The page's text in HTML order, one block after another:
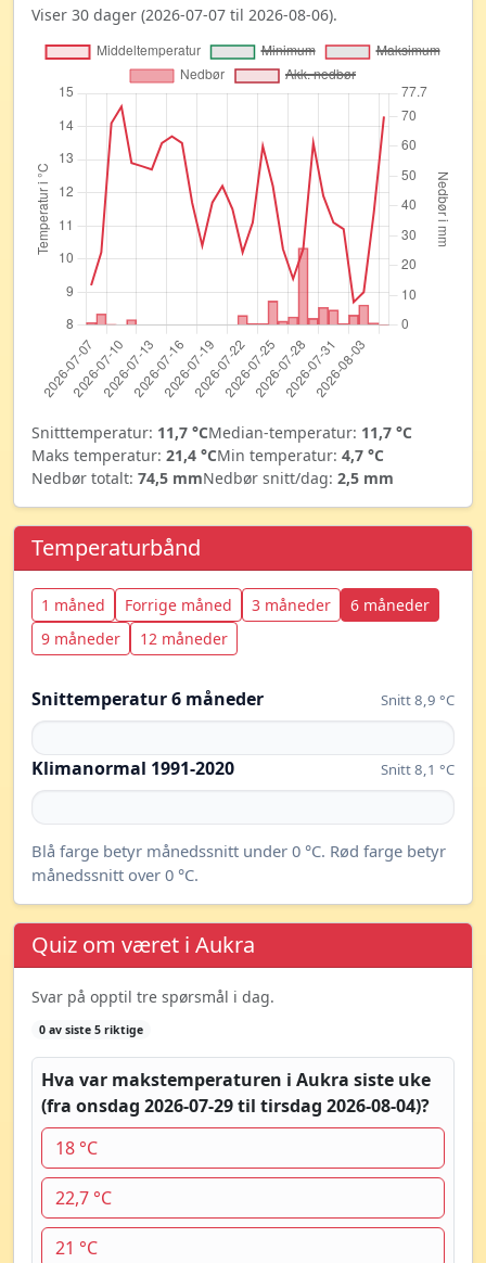
Viser 30 dager (2026-07-07 til 2026-08-06).
Snitttemperatur: 11,7 °CMedian-temperatur: 11,7 °C
Maks temperatur: 21,4 °CMin temperatur: 4,7 °C
Nedbør totalt: 74,5 mmNedbør snitt/dag: 2,5 mm
Temperaturbånd
1 måned Forrige måned 3 måneder
6 måneder
9 måneder
12 måneder
Snittemperatur 6 måneder Snitt 8,9 °C
Klimanormal 1991-2020 Snitt 8,1 °C
Blå farge betyr månedssnitt under 0 °C. Rød farge betyr
månedssnitt over 0 °C.
Quiz om været i Aukra
Svar på opptil tre spørsmål i dag.
0 av siste 5 riktige
Hva var makstemperaturen i Aukra siste uke
(fra onsdag 2026-07-29 til tirsdag 2026-08-04)?
18 °C
22,7 °C
21 °C